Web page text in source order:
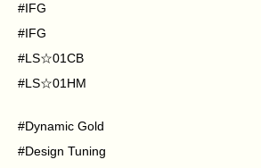
#IFG
#IFG
#LS☆01CB
#LS☆01HM
#Dynamic Gold
#Design Tuning